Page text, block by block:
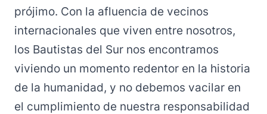
prójimo. Con la afluencia de vecinos
internacionales que viven entre nosotros,
los Bautistas del Sur nos encontramos
viviendo un momento redentor en la historia
de la humanidad, y no debemos vacilar en
el cumplimiento de nuestra responsabilidad